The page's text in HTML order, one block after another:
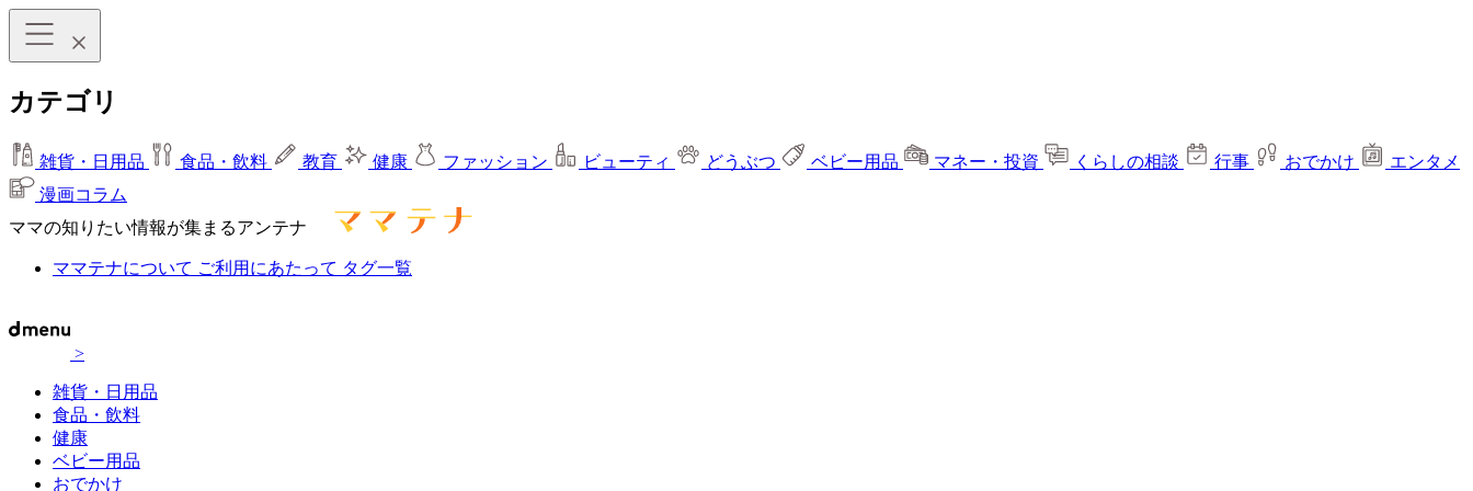
カテゴリ
雑貨・日用品 食品・飲料 教育 健康 ファッション ビューティ どうぶつ ベビー用品 マネー・投資 くらしの相談 行事 おでかけ
エンタメ
漫画コラム
ママの知りたい情報が集まるアンテナ
ママテナについて ご利用にあたって タグ一覧
>
雑貨・日用品
食品・飲料
健康
ベビー用品
おでかけ